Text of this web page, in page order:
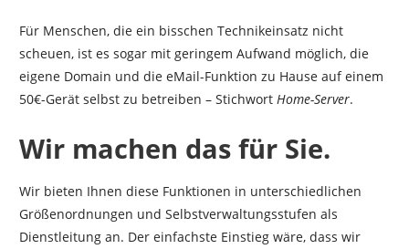
Für Menschen, die ein bisschen Technikeinsatz nicht
scheuen, ist es sogar mit geringem Aufwand möglich, die
eigene Domain und die eMail-Funktion zu Hause auf einem
50€-Gerät selbst zu betreiben – Stichwort Home-Server.
Wir machen das für Sie.
Wir bieten Ihnen diese Funktionen in unterschiedlichen
Größenordnungen und Selbstverwaltungsstufen als
Dienstleitung an. Der einfachste Einstieg wäre, dass wir